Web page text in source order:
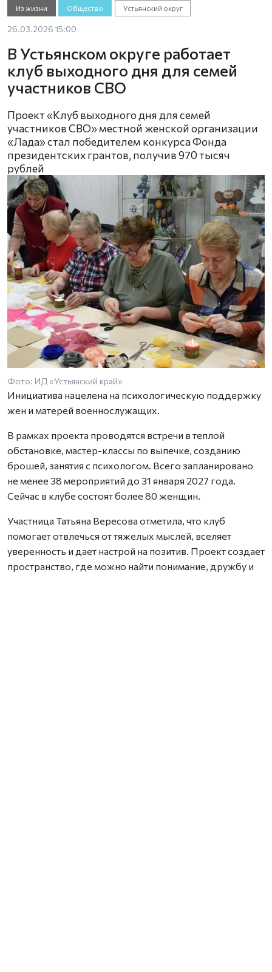
Из жизни Общество Устьянский округ
26.03.2026 15:00
В Устьянском округе работает
клуб выходного дня для семей
участников СВО
Проект «Клуб выходного дня для семей
участников СВО» местной женской организации
«Лада» стал победителем конкурса Фонда
президентских грантов, получив 970 тысяч
рублей
Фото: ИД «Устьянский край»
Инициатива нацелена на психологическую поддержку
жен и матерей военнослужащих.
В рамках проекта проводятся встречи в теплой
обстановке, мастер-классы по выпечке, созданию
брошей, занятия с психологом. Всего запланировано
не менее 38 мероприятий до 31 января 2027 года.
Сейчас в клубе состоят более 80 женщин.
Участница Татьяна Вересова отметила, что клуб
помогает отвлечься от тяжелых мыслей, вселяет
уверенность и дает настрой на позитив. Проект создает
пространство, где можно найти понимание, дружбу и